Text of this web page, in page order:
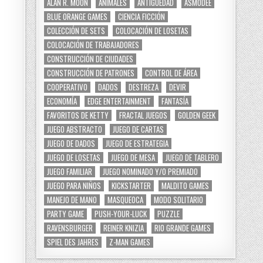
ALAN R. MOON ANIMALES ANTIGÜEDAD
ASMODEE
BLUE ORANGE GAMES
CIENCIA FICCIÓN
COLECCIÓN DE SETS
COLOCACIÓN DE LOSETAS
COLOCACIÓN DE TRABAJADORES
CONSTRUCCIÓN DE CIUDADES
CONSTRUCCIÓN DE PATRONES
CONTROL DE ÁREA
COOPERATIVO
DADOS DESTREZA
DEVIR
ECONOMÍA
EDGE ENTERTAINMENT
FANTASÍA
FAVORITOS DE KETTY
FRACTAL JUEGOS
GOLDEN GEEK
JUEGO ABSTRACTO
JUEGO DE CARTAS
JUEGO DE DADOS
JUEGO DE ESTRATEGIA
JUEGO DE LOSETAS
JUEGO DE MESA
JUEGO DE TABLERO
JUEGO FAMILIAR
JUEGO NOMINADO Y/O PREMIADO
JUEGO PARA NIÑOS
KICKSTARTER
MALDITO GAMES
MANEJO DE MANO
MASQUEOCA
MODO SOLITARIO
PARTY GAME
PUSH-YOUR-LUCK
PUZZLE
RAVENSBURGER
REINER KNIZIA
RIO GRANDE GAMES
SPIEL DES JAHRES
Z-MAN GAMES